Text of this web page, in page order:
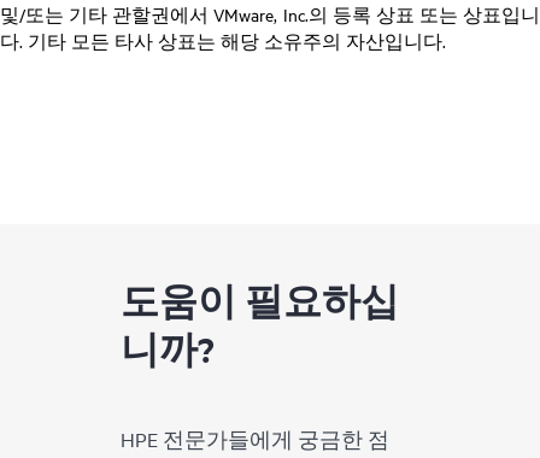
및/또는 기타 관할권에서 VMware, Inc.의 등록 상표 또는 상표입니
다. 기타 모든 타사 상표는 해당 소유주의 자산입니다.
도움이 필요하십
니까?
HPE 전문가들에게 궁금한 점